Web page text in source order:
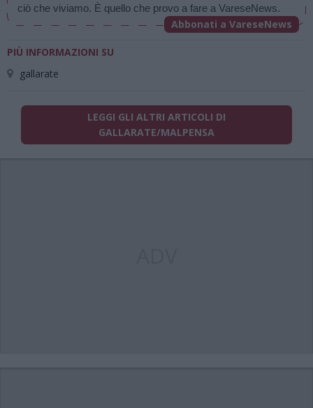
ciò che viviamo. È quello che provo a fare a VareseNews.
Abbonati a VareseNews
PIÙ INFORMAZIONI SU
gallarate
LEGGI GLI ALTRI ARTICOLI DI
GALLARATE/MALPENSA